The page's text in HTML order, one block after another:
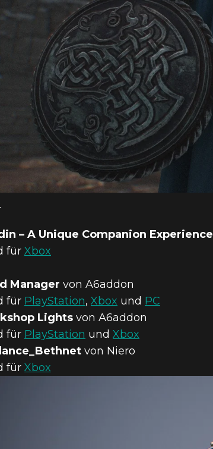
– A Unique Companion Experience
für Xbox
Manager von A6addon
für PlayStation, Xbox und PC
Lights von A6addon
für PlayStation und Xbox
von Niero
für Xbox